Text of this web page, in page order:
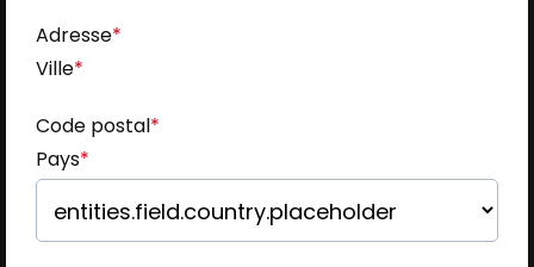
Adresse*
Ville*
Code postal*
Pays*